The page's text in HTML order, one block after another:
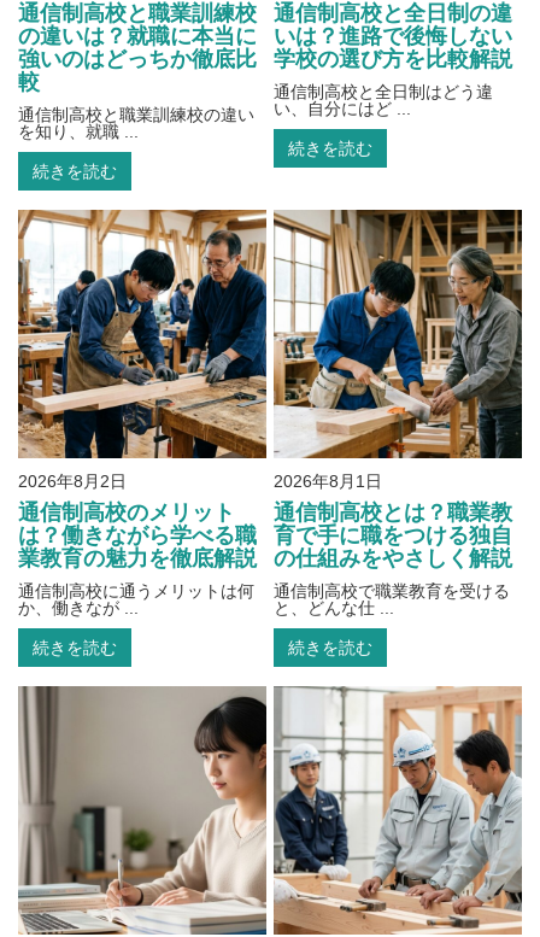
通信制高校と職業訓練校
の違いは？就職に本当に
強いのはどっちか徹底比
較
通信制高校と職業訓練校の違い
を知り、就職 ...
続きを読む
通信制高校と全日制の違
いは？進路で後悔しない
学校の選び方を比較解説
通信制高校と全日制はどう違
い、自分にはど ...
続きを読む
2026年8月2日
通信制高校のメリット
は？働きながら学べる職
業教育の魅力を徹底解説
通信制高校に通うメリットは何
か、働きなが ...
続きを読む
2026年8月1日
通信制高校とは？職業教
育で手に職をつける独自
の仕組みをやさしく解説
通信制高校で職業教育を受ける
と、どんな仕 ...
続きを読む